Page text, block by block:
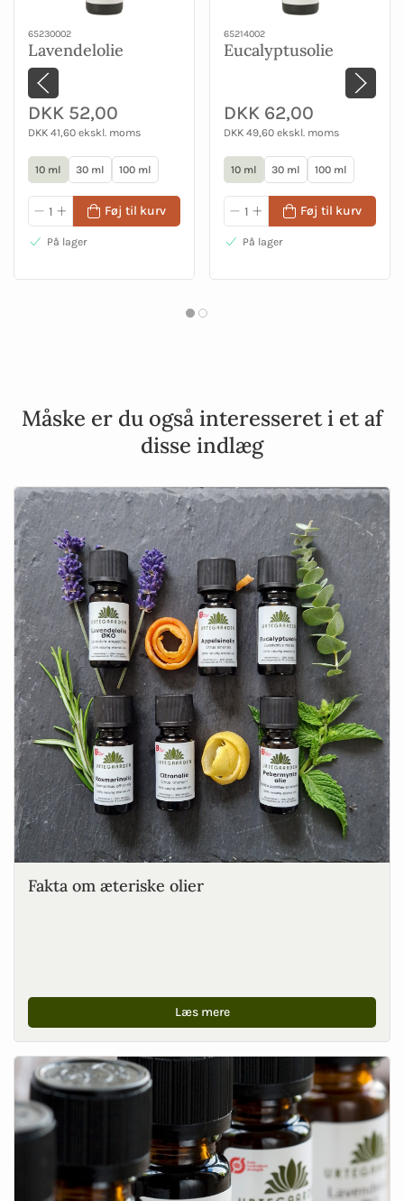
65230002
Lavendelolie
DKK 52,00
DKK 41,60 ekskl. moms
10 ml 30 ml 100 ml
Føj til kurv
På lager
65214002
Eucalyptusolie
DKK 62,00
DKK 49,60 ekskl. moms
10 ml 30 ml 100 ml
Føj til kurv
På lager
Måske er du også interesseret i et af
disse indlæg
Fakta om æteriske olier
Læs mere